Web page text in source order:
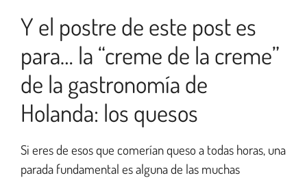
Y el postre de este post es
para… la “creme de la creme”
de la gastronomía de
Holanda: los quesos
Si eres de esos que comerían queso a todas horas, una
parada fundamental es alguna de las muchas